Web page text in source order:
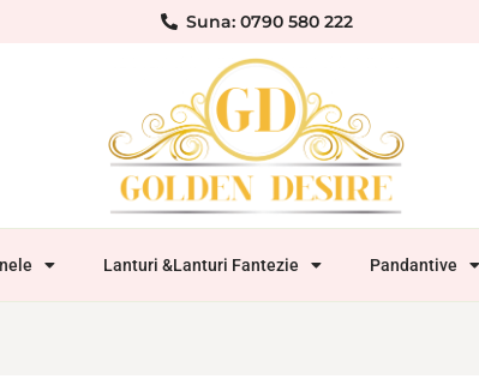
Suna: 0790 580 222
Lanturi &Lanturi Fantezie Pandantive